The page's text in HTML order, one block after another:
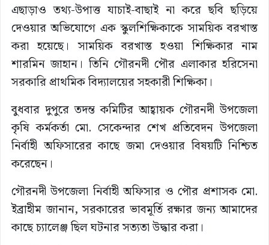
এছাড়াও তথ্য-উপাত্ত যাচাই-বাছাই না করে ছবি ছড়িয়ে
দেওয়ার অভিযোগে এক স্কুলশিক্ষিকাকে সাময়িক বরখাস্ত
করা হয়েছে। সাময়িক বরখাস্ত হওয়া শিক্ষিকার নাম
শারমিন জাহান। তিনি গৌরনদী পৌর এলাকার হরিসেনা
সরকারি প্রাথমিক বিদ্যালয়ের সহকারী শিক্ষিকা।
বুধবার দুপুরে তদন্ত কমিটির আহ্বায়ক গৌরনদী উপজেলা
কৃষি কর্মকর্তা মো. সেকেন্দার শেখ প্রতিবেদন উপজেলা
নির্বাহী অফিসারের কাছে জমা দেওয়ার বিষয়টি নিশ্চিত
করেছেন।
গৌরনদী উপজেলা নির্বাহী অফিসার ও পৌর প্রশাসক মো.
ইব্রাহীম জানান, সরকারের ভাবমূর্তি রক্ষার জন্য আমাদের
কাছে চ্যালেঞ্জ ছিল ঘটনার সত্যতা উদ্ধার করা।